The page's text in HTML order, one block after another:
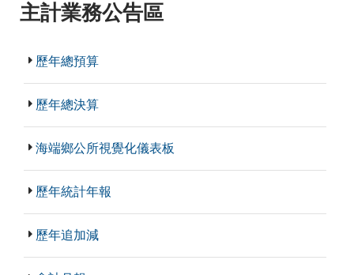
主計業務公告區
歷年總預算
歷年總決算
海端鄉公所視覺化儀表板
歷年統計年報
歷年追加減